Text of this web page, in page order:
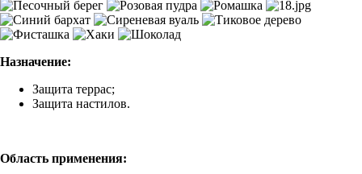
Назначение:
Защита террас;
Защита настилов.
Область применения: